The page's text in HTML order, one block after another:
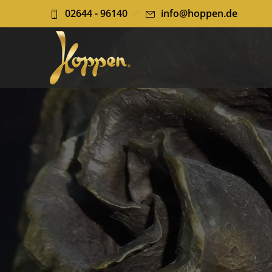
02644 - 96140 info@hoppen.de